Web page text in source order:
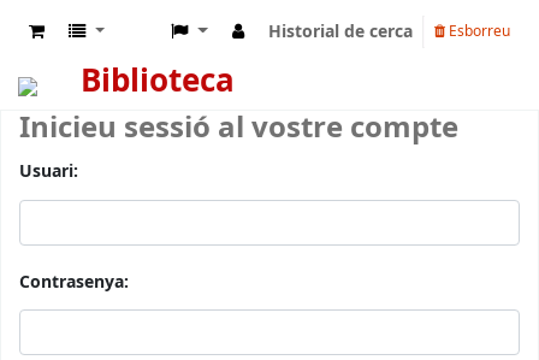
Historial de cerca Esborreu
Biblioteca
Inicieu sessió al vostre compte
Usuari:
Contrasenya: